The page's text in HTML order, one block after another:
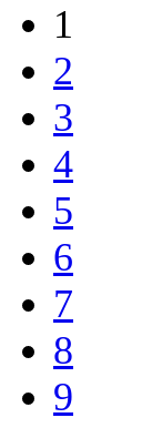
1
2
3
4
5
6
7
8
9